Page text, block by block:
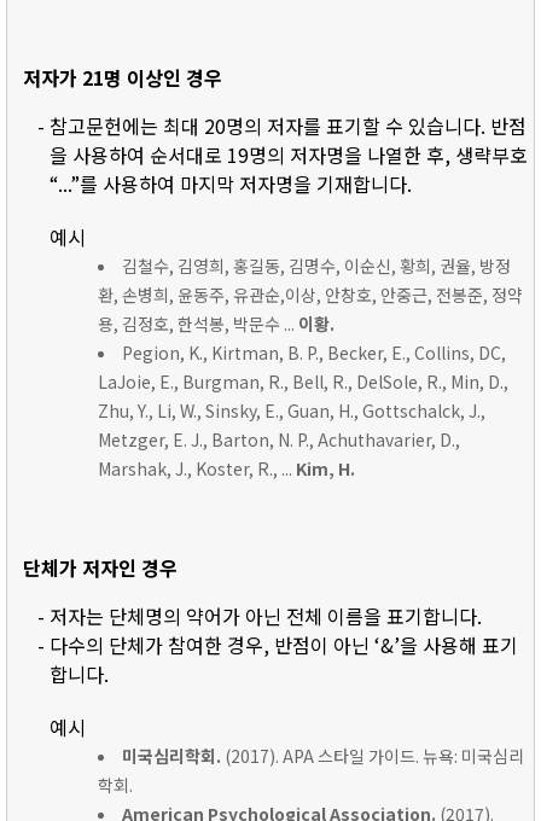
저자가 21명 이상인 경우
- 참고문헌에는 최대 20명의 저자를 표기할 수 있습니다. 반점
을 사용하여 순서대로 19명의 저자명을 나열한 후, 생략부호
“...”를 사용하여 마지막 저자명을 기재합니다.
예시
김철수, 김영희, 홍길동, 김명수, 이순신, 황희, 권율, 방정
환, 손병희, 윤동주, 유관순,이상, 안창호, 안중근, 전봉준, 정약
용, 김정호, 한석봉, 박문수 ... 이황.
Pegion, K., Kirtman, B. P., Becker, E., Collins, DC,
LaJoie, E., Burgman, R., Bell, R., DelSole, R., Min, D.,
Zhu, Y., Li, W., Sinsky, E., Guan, H., Gottschalck, J.,
Metzger, E. J., Barton, N. P., Achuthavarier, D.,
Marshak, J., Koster, R., ... Kim, H.
단체가 저자인 경우
- 저자는 단체명의 약어가 아닌 전체 이름을 표기합니다.
- 다수의 단체가 참여한 경우, 반점이 아닌 ‘&’을 사용해 표기
합니다.
예시
미국심리학회. (2017). APA 스타일 가이드. 뉴욕: 미국심리
학회.
American Psychological Association. (2017).